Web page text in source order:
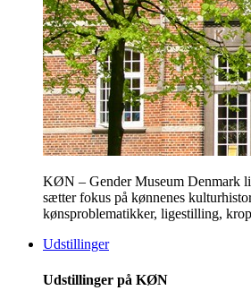
KØN – Gender Museum Denmark
sætter fokus på kønnenes
kønsproblematikker, ligestilling,
Udstillinger
Udstillinger på KØN